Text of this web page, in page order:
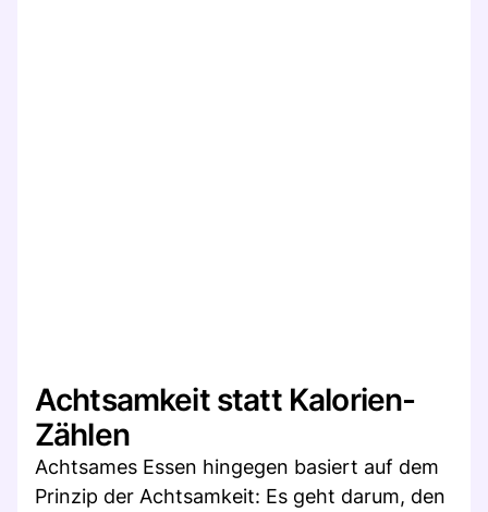
Achtsamkeit statt Kalorien-
Zählen
Achtsames Essen hingegen basiert auf dem
Prinzip der Achtsamkeit: Es geht darum, den